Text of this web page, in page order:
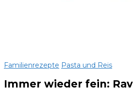
Familienrezepte Pasta und Reis
Immer wieder fein: